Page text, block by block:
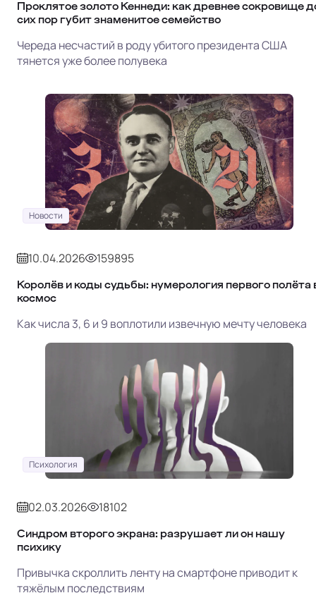
Проклятое золото Кеннеди: как древнее сокровище
сих пор губит знаменитое семейство
Череда несчастий в роду убитого президента США
тянется уже более полувека
Новости
10.04.2026 159895
Королёв и коды судьбы: нумерология первого полёта
космос
Как числа 3, 6 и 9 воплотили извечную мечту человека
Психология
02.03.2026 18102
Синдром второго экрана: разрушает ли он нашу
психику
Привычка скроллить ленту на смартфоне приводит к
тяжёлым последствиям